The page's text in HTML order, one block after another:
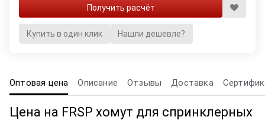
Купить в один клик Нашли дешевле?
Оптовая цена Описание Отзывы Доставка
Цена на FRSP хомут для спринклерных